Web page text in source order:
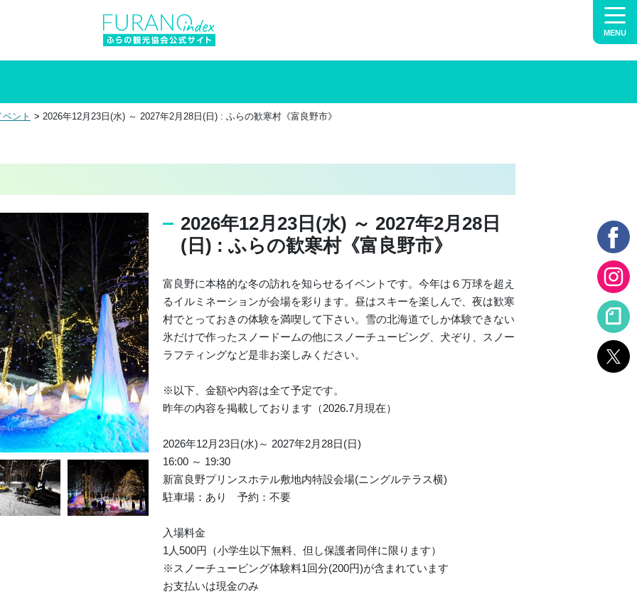
MENU
ント 2026年12月23日(水) ～ 2027年2月28日(日) : ふらの歓寒村《富良野市》
2026年12月23日(水) ～ 2027年2月28日
(日) : ふらの歓寒村《富良野市》
富良野に本格的な冬の訪れを知らせるイベントです。今年は６万球を超え
るイルミネーションが会場を彩ります。昼はスキーを楽しんで、夜は歓寒
村でとっておきの体験を満喫して下さい。雪の北海道でしか体験できない
氷だけで作ったスノードームの他にスノーチュービング、犬ぞり、スノー
ラフティングなど是非お楽しみください。
※以下、金額や内容は全て予定です。
昨年の内容を掲載しております（2026.7月現在）
2026年12月23日(水)～ 2027年2月28日(日)
16:00 ～ 19:30
新富良野プリンスホテル敷地内特設会場(ニングルテラス横)
駐車場：あり 予約：不要
入場料金
1人500円（小学生以下無料、但し保護者同伴に限ります）
※スノーチュービング体験料1回分(200円)が含まれています
お支払いは現金のみ